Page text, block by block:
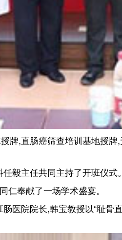
牌,直肠癌筛查培训基地授
毅主任共同主持了开班仪
奉献了一场学术盛宴。
医院院长,韩宝教授以“耻